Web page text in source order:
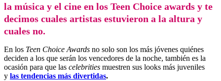
la música y el cine en los Teen Choice awards y te
decimos cuales artistas estuvieron a la altura y
cuales no.
En los Teen Choice Awards no solo son los más jóvenes quiénes
deciden a los que serán los vencedores de la noche, también es la
ocasión para que las celebrities muestren sus looks más juveniles
y las tendencias más divertidas.